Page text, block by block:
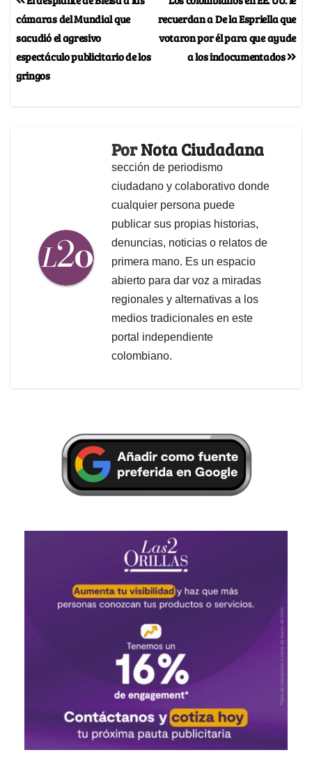
recuerdan a De la Espriella que
votaron por él para que ayude
a los indocumentados
cámaras del Mundial que
sacudió el agresivo
espectáculo publicitario de los
gringos
PorNota Ciudadana
sección de periodismo
ciudadano y colaborativo donde
cualquier persona puede
publicar sus propias historias,
denuncias, noticias o relatos de
primera mano. Es un espacio
abierto para dar voz a miradas
regionales y alternativas a los
medios tradicionales en este
portal independiente
colombiano.